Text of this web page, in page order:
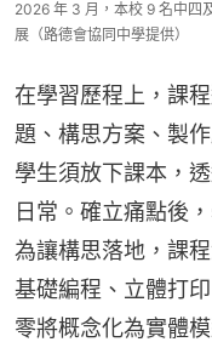
2026 年 3 月，本校 9 名中四
展（路德會協同中學提供）
在學習歷程上，課
題、構思方案、製
學生須放下課本，
日常。確立痛點後
為讓構思落地，課
基礎編程、立體打
零將概念化為實體